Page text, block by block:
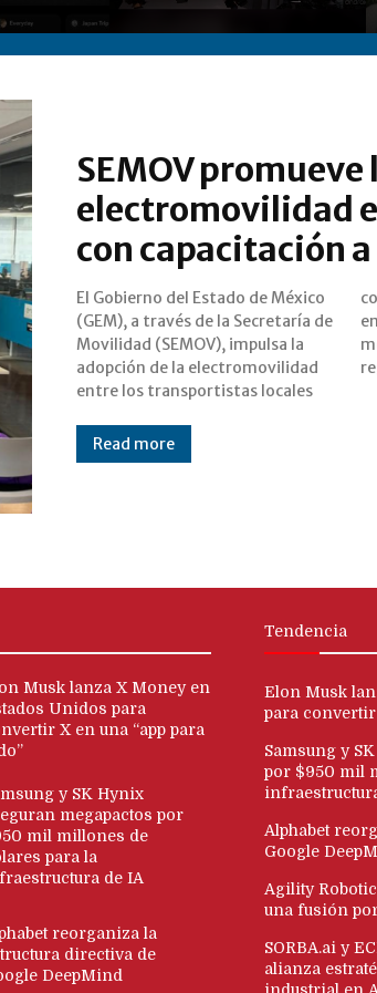
SEMOV promueve
electromovilidad
con capacitación
El Gobierno del Estado de México
(GEM), a través de la Secretaría de
Movilidad (SEMOV), impulsa la
adopción de la electromovilidad
entre los transportistas locales
con el objetivo de reducir las
emisiones contaminantes y
mejorar la calidad del aire en la
Read more
Musk lanza X Money en
Unidos para
X en una “app para
y SK Hynix
megapactos por
mil millones de
para la
de IA
reorganiza la
directiva de
DeepMind
Tendencia
Elon Musk
para convertir
Samsung y
por $950 mil
Alphabet
Google
Agility
una fusión
SORBA.ai y
alianza
industrial en